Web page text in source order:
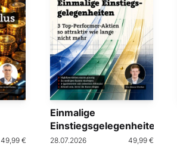
49,99 €
Einmalige
Einstiegsgelegenheiten
28.07.2026 49,99 €